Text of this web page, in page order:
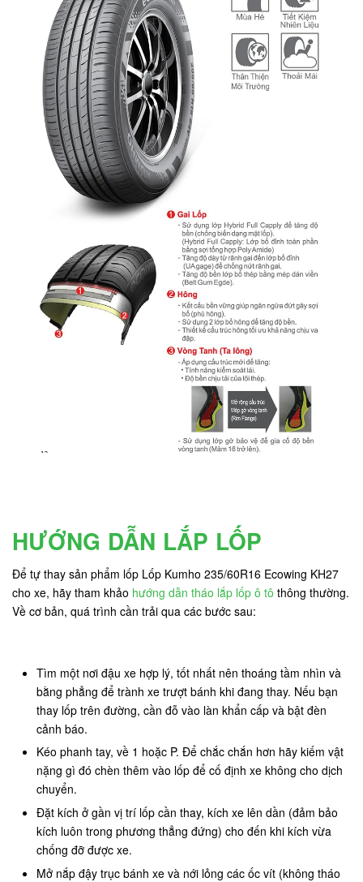
HƯỚNG DẪN LẮP LỐP
Để tự thay sản phẩm lốp Lốp Kumho 235/60R16 Ecowing KH27
cho xe, hãy tham khảo hướng dẫn tháo lắp lốp ô tô thông thường.
Về cơ bản, quá trình cần trải qua các bước sau:
Tìm một nơi đậu xe hợp lý, tốt nhất nên thoáng tầm nhìn và
bằng phẳng để trành xe trượt bánh khi đang thay. Nếu bạn
thay lốp trên đường, cần đỗ vào làn khẩn cấp và bật đèn
cảnh báo.
Kéo phanh tay, về 1 hoặc P. Để chắc chắn hơn hãy kiếm vật
nặng gì đó chèn thêm vào lốp để cố định xe không cho dịch
chuyển.
Đặt kích ở gần vị trí lốp cần thay, kích xe lên dần (đảm bảo
kích luôn trong phương thẳng đứng) cho đến khi kích vừa
chống đỡ được xe.
Mở nắp đậy trục bánh xe và nới lỏng các ốc vít (không tháo